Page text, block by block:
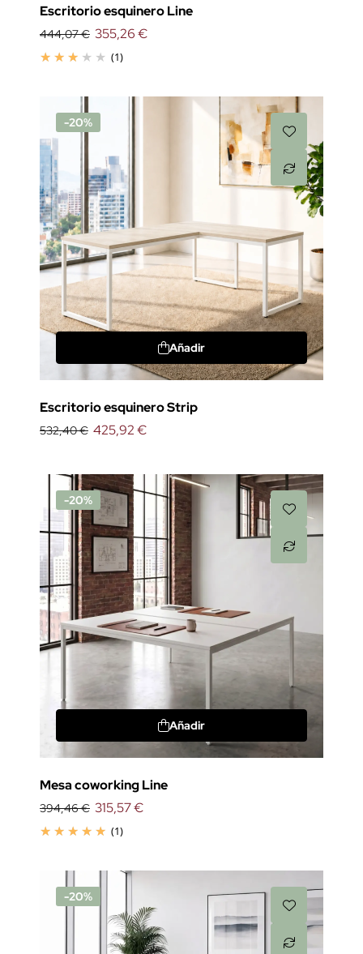
Escritorio esquinero Line
444,07 €
(1)
355,26 €
-20%
Añadir
Escritorio esquinero Strip
532,40 € 425,92 €
-20%
Añadir
Mesa coworking Line
394,46 €
(1)
315,57 €
-20%